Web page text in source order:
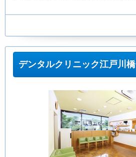
デンタルクリニック江戸川橋